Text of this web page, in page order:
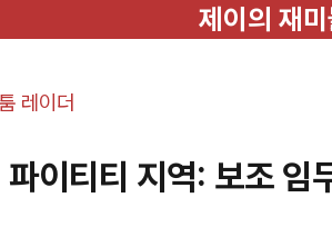
제이의 재
레이더
이티티 지역: 보조 임